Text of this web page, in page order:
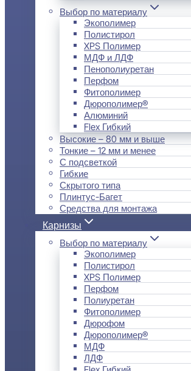
Выбор по материалу
Экополимер
Полистирол
XPS Полимер
МДФ и ЛДФ
Пенополиуретан
Перфом
Фитополимер
Дюрополимер®
Алюминий
Flex Гибкий
Высокие – 80 мм и выше
Тонкие – 12 мм и менее
С подсветкой
Гибкие
Скрытого типа
Плинтус-Багет
Средства для монтажа
Карнизы
Выбор по материалу
Экополимер
Полистирол
XPS Полимер
Перфом
Полиуретан
Фитополимер
Дюрофом
Дюрополимер®
МДФ
ЛДФ